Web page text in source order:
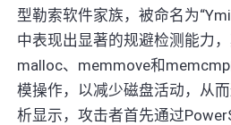
型勒索软件家族，被命名为
中表现出显著的规避检测能力
malloc、memmove和
模操作，以减少磁盘活动，从
析显示，攻击者首先通过